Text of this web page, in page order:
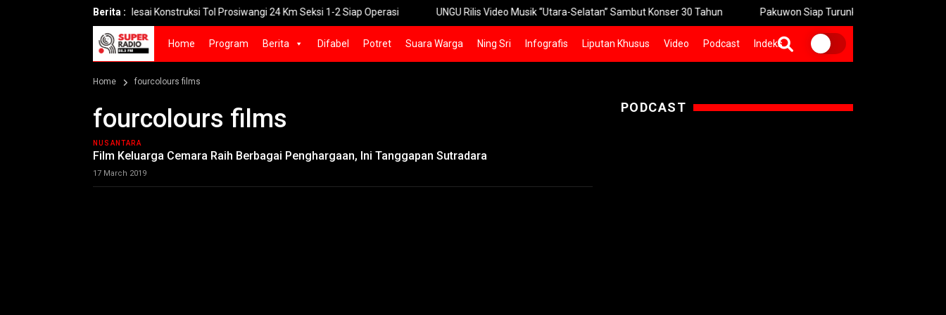
Berita :
Selesai Konstruksi Tol Prosiwangi 24 Km Seksi 1-2 Siap Operasi UNGU Rilis Video Musik “Utara-Selatan” Sambut Konser 30 Tahun Pakuwon Siap Turunkan Tinggi Pagar Mal Ikuti
Home Program Berita Difabel Potret Suara Warga Ning Sri Infografis Liputan Khusus Video Podcast Indeks
Home fourcolours films
fourcolours films
NUSANTARA
Film Keluarga Cemara Raih Berbagai Penghargaan, Ini Tanggapan Sutradara
17 March 2019
PODCAST